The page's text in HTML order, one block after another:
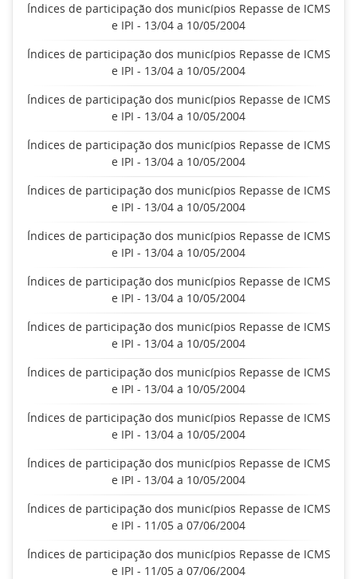
Índices de participação dos municípios Repasse de ICMS
e IPI - 13/04 a 10/05/2004
Índices de participação dos municípios Repasse de ICMS
e IPI - 13/04 a 10/05/2004
Índices de participação dos municípios Repasse de ICMS
e IPI - 13/04 a 10/05/2004
Índices de participação dos municípios Repasse de ICMS
e IPI - 13/04 a 10/05/2004
Índices de participação dos municípios Repasse de ICMS
e IPI - 13/04 a 10/05/2004
Índices de participação dos municípios Repasse de ICMS
e IPI - 13/04 a 10/05/2004
Índices de participação dos municípios Repasse de ICMS
e IPI - 13/04 a 10/05/2004
Índices de participação dos municípios Repasse de ICMS
e IPI - 13/04 a 10/05/2004
Índices de participação dos municípios Repasse de ICMS
e IPI - 13/04 a 10/05/2004
Índices de participação dos municípios Repasse de ICMS
e IPI - 13/04 a 10/05/2004
Índices de participação dos municípios Repasse de ICMS
e IPI - 13/04 a 10/05/2004
Índices de participação dos municípios Repasse de ICMS
e IPI - 11/05 a 07/06/2004
Índices de participação dos municípios Repasse de ICMS
e IPI - 11/05 a 07/06/2004